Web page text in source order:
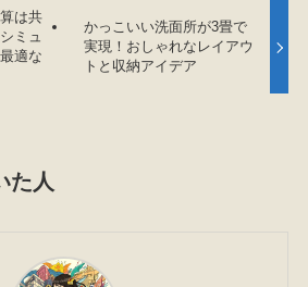
は共
ミュ
適な
かっこいい洗面所が3畳で
実現！おしゃれなレイアウ
トと収納アイデア
た人